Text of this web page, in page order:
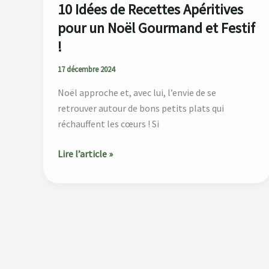
10 Idées de Recettes Apéritives
pour un Noël Gourmand et Festif
!
17 décembre 2024
Noël approche et, avec lui, l’envie de se
retrouver autour de bons petits plats qui
réchauffent les cœurs ! Si
et
!
Lire l’article »